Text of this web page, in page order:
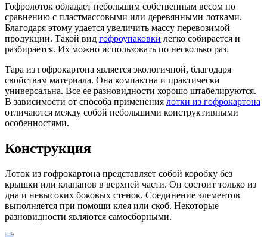
Гофролоток обладает небольшим собственным весом по
сравнению с пластмассовыми или деревянными лотками.
Благодаря этому удается увеличить массу перевозимой
продукции. Такой вид гофроупаковки легко собирается и
разбирается. Их можно использовать по несколько раз.
Тара из гофрокартона является экологичной, благодаря
свойствам материала. Она компактна и практически
универсальна. Все ее разновидности хорошо штабелируются.
В зависимости от способа применения лотки из гофрокартона
отличаются между собой небольшими конструктивными
особенностями.
Конструкция
Лоток из гофрокартона представляет собой коробку без
крышки или клапанов в верхней части. Он состоит только из
дна и невысоких боковых стенок. Соединение элементов
выполняется при помощи клея или скоб. Некоторые
разновидности являются самосборными.